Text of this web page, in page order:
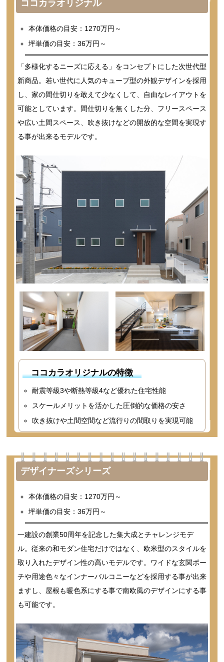
ココカラオリジナル
本体価格の目安：1270万円～
坪単価の目安：36万円～
「多様化するニーズに応える」をコンセプトにした次世代型
新商品。若い世代に人気のキューブ型の外観デザインを採用
し、家の間仕切りを敢えて少なくして、自由なレイアウトを
可能としています。間仕切りを無くした分、フリースペース
や広い土間スペース、吹き抜けなどの開放的な空間を実現す
る事が出来るモデルです。
ココカラオリジナルの特徴
耐震等級3や断熱等級4など優れた住宅性能
スケールメリットを活かした圧倒的な価格の安さ
吹き抜けや土間空間など流行りの間取りを実現可能
デザイナーズシリーズ
本体価格の目安：1270万円～
坪単価の目安：36万円～
一建設の創業50周年を記念した集大成とチャレンジモデ
ル。従来の和モダン住宅だけではなく、欧米型のスタイルを
取り入れたデザイン性の高いモデルです。ワイドな玄関ポー
チや用途色々なインナーバルコニーなどを採用する事が出来
ますし、屋根も暖色系にする事で南欧風のデザインにする事
も可能です。